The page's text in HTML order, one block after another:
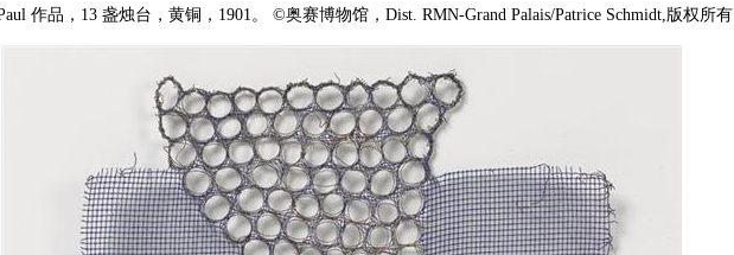
作品，13 盏烛台，黄铜，1901。 ©奥赛博物馆，Dist. RMN-Grand Palais/Patrice Schmidt,版权所有